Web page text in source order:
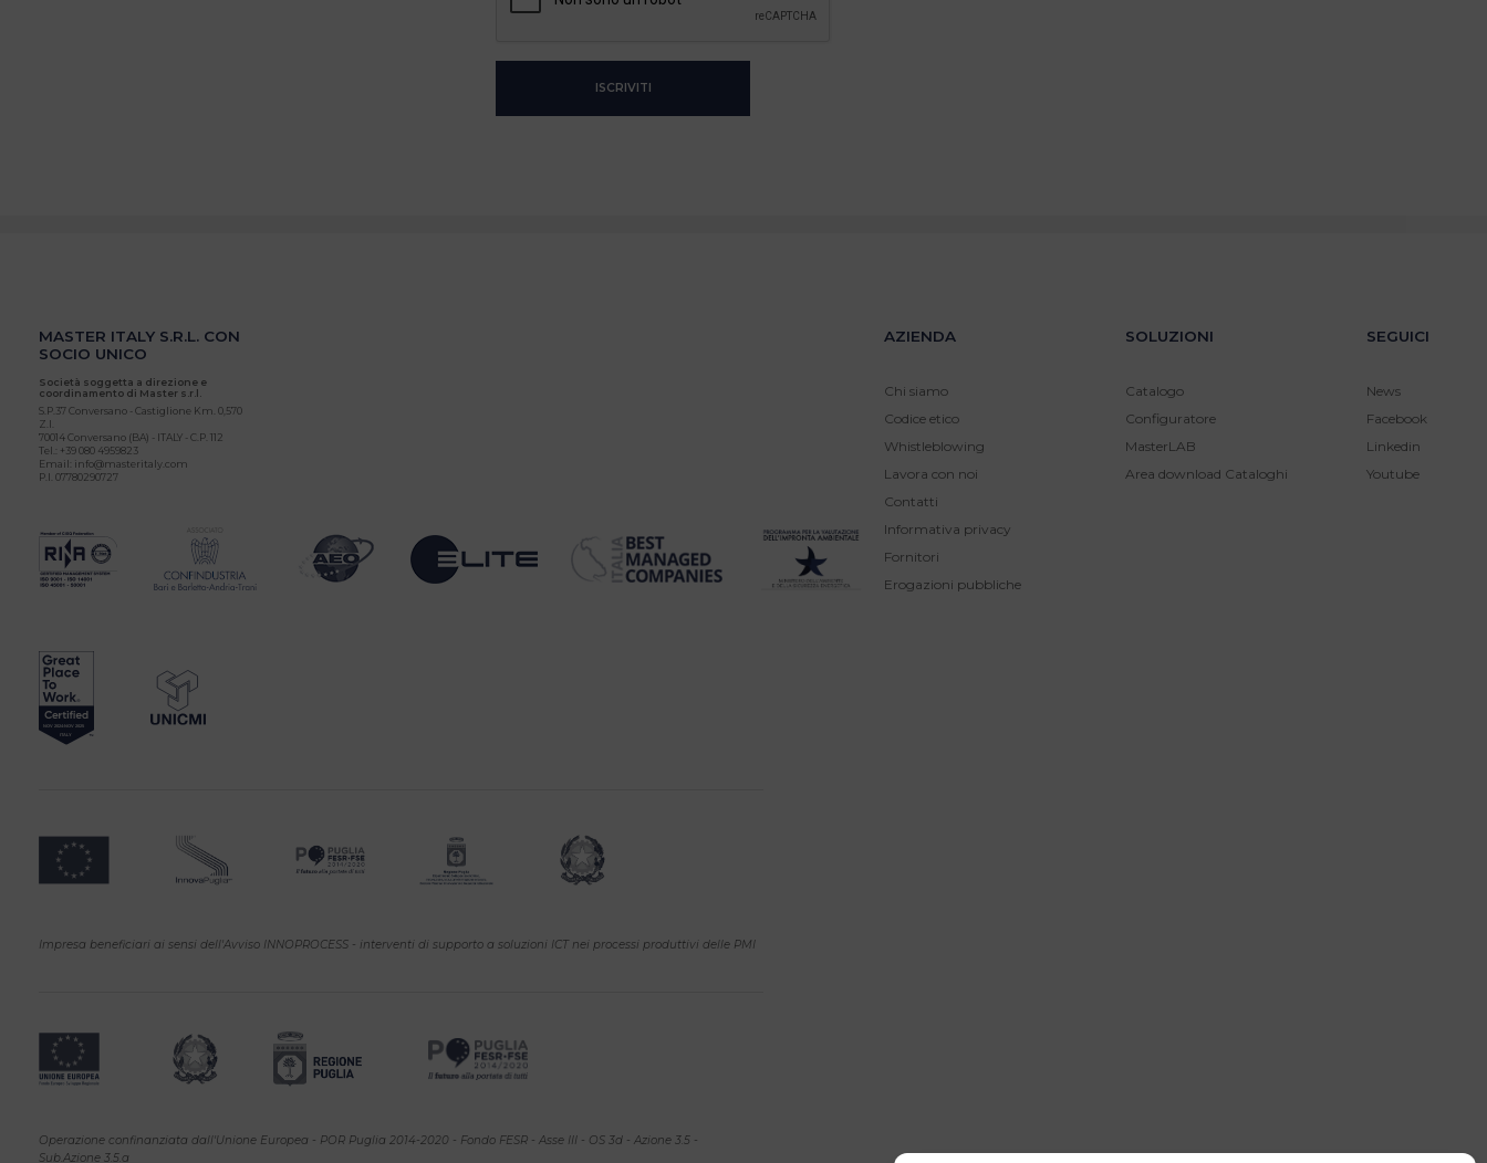
MASTER ITALY S.R.L. CON
SOCIO UNICO
Società soggetta a direzione e
coordinamento di Master s.r.l.
S.P.37 Conversano - Castiglione Km. 0,570
Z.I.
70014 Conversano (BA) - ITALY - C.P. 112
Tel.: +39 080 4959823
Email: info@masteritaly.com
P.I. 07780290727
Impresa beneficiari ai sensi dell'Avviso INNOPROCESS - interventi di supporto a soluzioni ICT nei processi produttivi delle PMI
Operazione confinanziata dall'Unione Europea - POR Puglia 2014-2020 - Fondo FESR - Asse III - OS 3d - Azione 3.5 -
Sub.Azione 3.5.a
AZIENDA
Chi siamo
Codice etico
Whistleblowing
Lavora con noi
Contatti
Informativa privacy
Fornitori
Erogazioni pubbliche
SOLUZIONI
Catalogo
Configuratore
MasterLAB
Area download Cataloghi
SEGUICI
News
Facebook
Linkedin
Youtube